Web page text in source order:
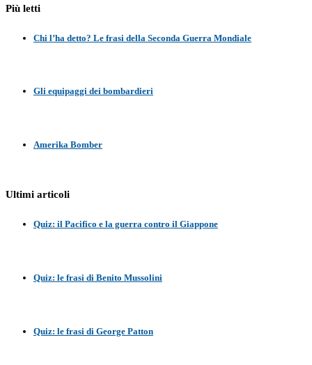
Più letti
Chi l’ha detto? Le frasi della Seconda Guerra Mondiale
Gli equipaggi dei bombardieri
Amerika Bomber
Ultimi articoli
Quiz: il Pacifico e la guerra contro il Giappone
Quiz: le frasi di Benito Mussolini
Quiz: le frasi di George Patton